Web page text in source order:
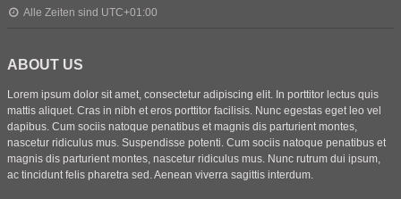
Alle Zeiten sind UTC+01:00
ABOUT US
Lorem ipsum dolor sit amet, consectetur adipiscing elit. In porttitor lectus quis
mattis aliquet. Cras in nibh et eros porttitor facilisis. Nunc egestas eget leo vel
dapibus. Cum sociis natoque penatibus et magnis dis parturient montes,
nascetur ridiculus mus. Suspendisse potenti. Cum sociis natoque penatibus et
magnis dis parturient montes, nascetur ridiculus mus. Nunc rutrum dui ipsum,
ac tincidunt felis pharetra sed. Aenean viverra sagittis interdum.